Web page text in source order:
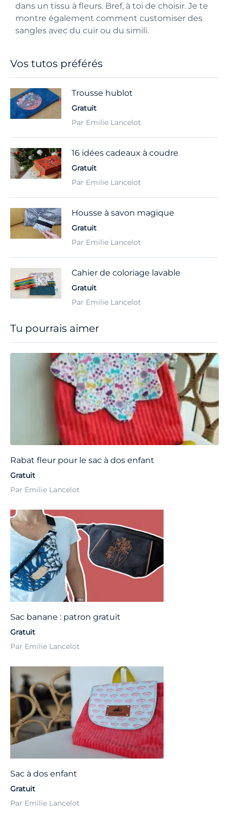
dans un tissu à fleurs. Bref, à toi de choisir. Je te
montre également comment customiser des
sangles avec du cuir ou du simili.
Tu pourrais aimer
Rabat fleur pour le sac à dos enfant
Gratuit
Par Emilie Lancelot
Sac banane : patron gratuit
Gratuit
Par Emilie Lancelot
Sac à dos enfant
Gratuit
Par Emilie Lancelot
Vos tutos préférés
Trousse hublot
Gratuit
Par Emilie Lancelot
16 idées cadeaux à coudre
Gratuit
Par Emilie Lancelot
Housse à savon magique
Gratuit
Par Emilie Lancelot
Cahier de coloriage lavable
Gratuit
Par Emilie Lancelot